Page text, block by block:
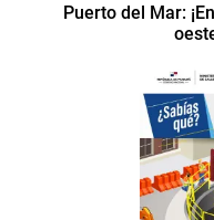
Puerto del Mar: